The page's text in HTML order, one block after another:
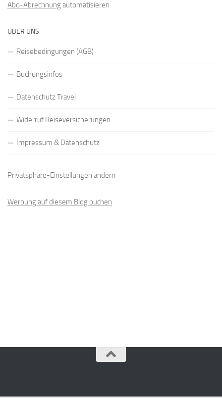
Abo-Abrechnungautomatisieren
ÜBER UNS
Reisebedingungen (AGB)
Buchungsinfos
Datenschutz Travel
Widerruf Reiseversicherungen
Impressum & Datenschutz
Privatsphäre-Einstellungen ändern
Werbung auf diesem Blog buchen